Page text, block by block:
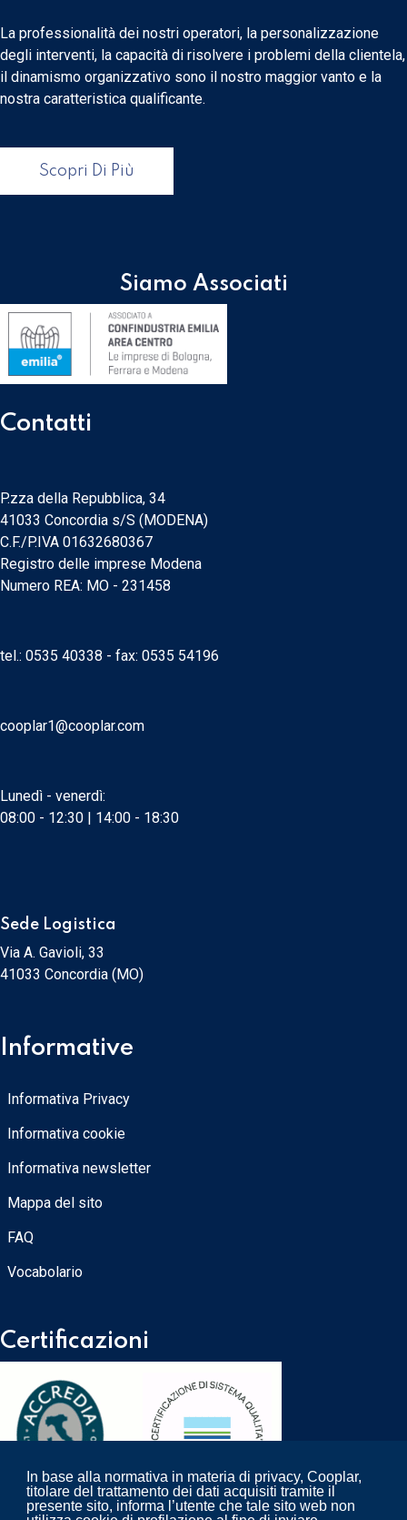
In base alla normativa in materia di privacy, Cooplar,
titolare del trattamento dei dati acquisiti tramite il
presente sito, informa l’utente che tale sito web non
La professionalità dei nostri operatori, la personalizzazione
degli interventi, la capacità di risolvere i problemi della clientela,
il dinamismo organizzativo sono il nostro maggior vanto e la
nostra caratteristica qualificante.
Scopri Di Più
Siamo Associati
Contatti
P.zza della Repubblica, 34
41033 Concordia s/S (MODENA)
C.F./P.IVA 01632680367
Registro delle imprese Modena
Numero REA: MO - 231458
tel.: 0535 40338 - fax: 0535 54196
cooplar1@cooplar.com
Lunedì - venerdì:
08:00 - 12:30 | 14:00 - 18:30
Sede Logistica
Via A. Gavioli, 33
41033 Concordia (MO)
Informative
Informativa Privacy
Informativa cookie
Informativa newsletter
Mappa del sito
FAQ
Vocabolario
Certificazioni